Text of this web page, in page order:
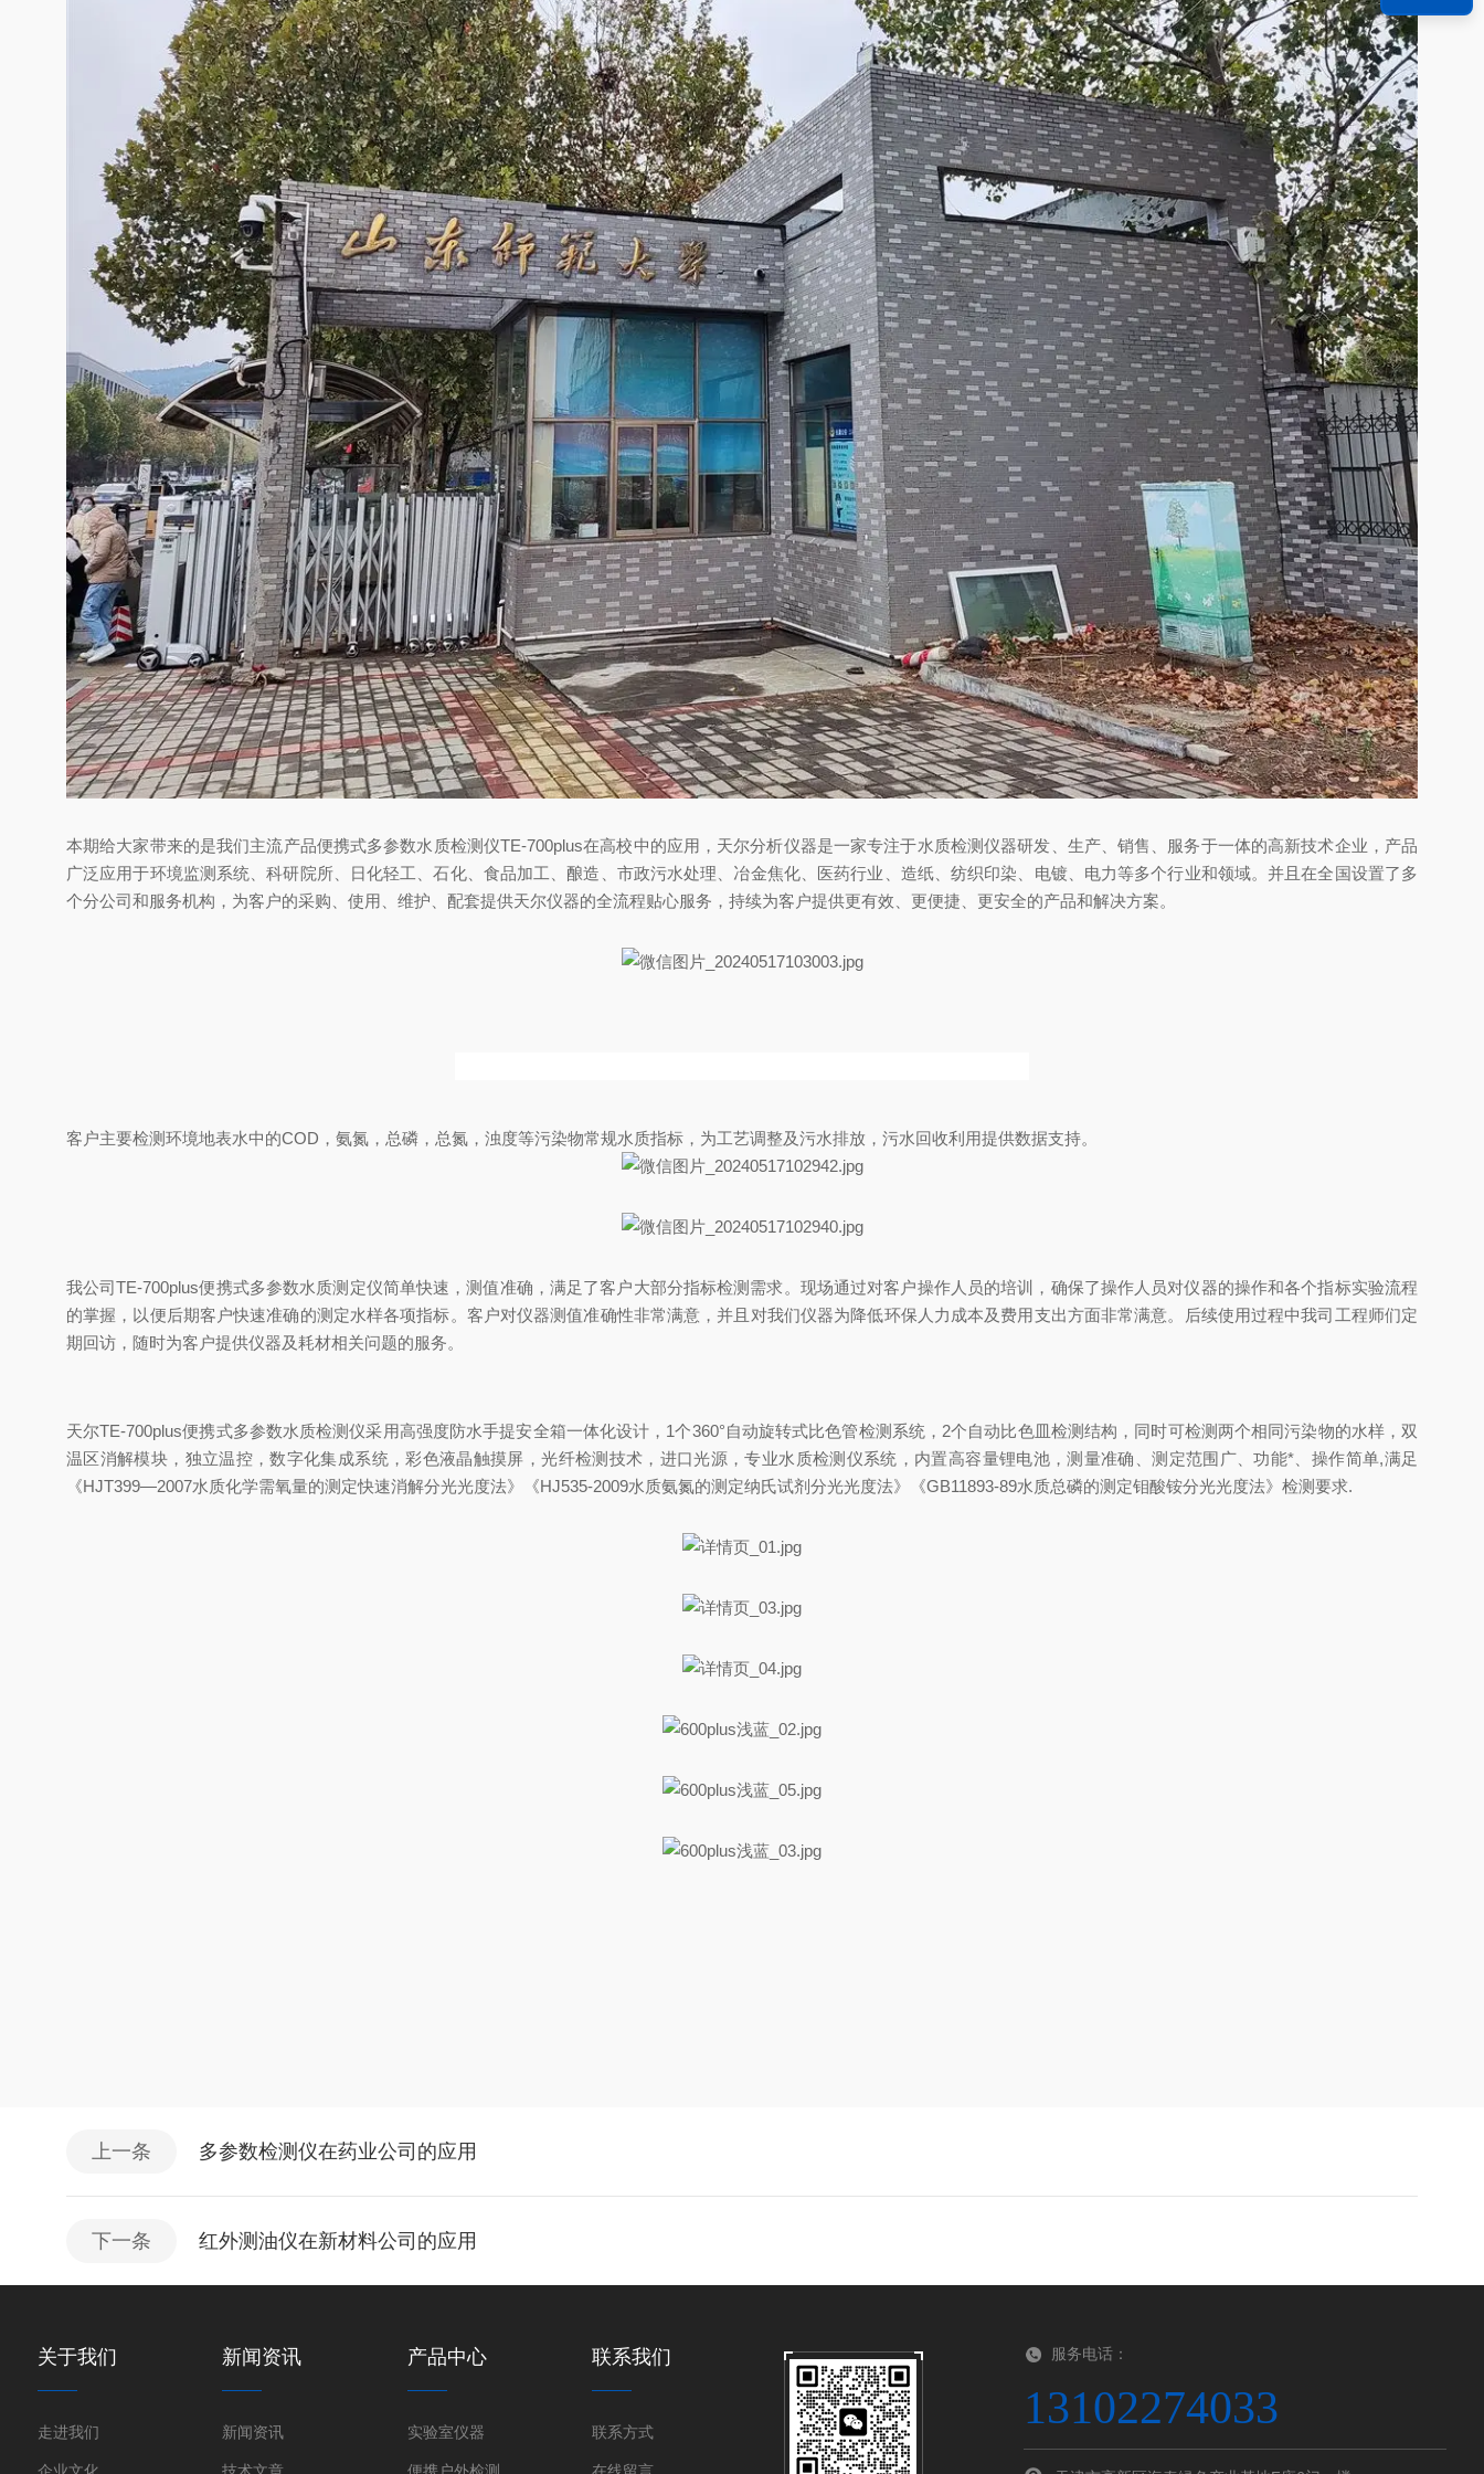
本期给大家带来的是我们主流产品便携式多参数水质检测仪TE-700plus在高校中的应用，天尔分析仪器是一家专注于水质检测仪器研发、生产、销售、服务于一体的高新技术企业， 产品
广泛应用于环境监测系统、科研院所、日化轻工、石化、食品加工、酿造、市政污水处理、冶金焦化、医药行业、造纸、纺织印染、电镀、电力等多个行业和领域。并且在全国设置了多
个分公司和服务机构， 为客户的采购、使用、维护、配套提供天尔仪器的全流程贴心服务，持续为客户提供更有效、更便捷、更安全的产品和解决方案。
客户主要检测环境地表水中的COD，氨氮，总磷，总氮，浊度等污染物常规水质指标，为工艺调整及污水排放，污水回收利用提供数据支持。
我公司TE-700plus便携式多参数水质测定仪简单快速，测值准确，满足了客户大部分指标检测需求。现场通过对客户操作人员的培训，确保了操作人员对仪器的操作和各个指标实验流程
的掌握，以便后期客户快速准确的测定水样各项指标。客户对仪器测值准确性非常满意，并且对我们仪器为降低环保人力成本及费用支出方面非常满意。后续使用过程中我司工程师们定
期回访，随时为客户提供仪器及耗材相关问题的服务。
天尔TE-700plus便携式多参数水质检测仪采用高强度防水手提安全箱一体化设计， 1个360°自动旋转式比色管检测系统，2个自动比色皿检测结构 ， 同时可检测两个相同污染物的水样， 双
温区消解模块，独立温控，数字化集成系统，彩色液晶触摸屏，光纤检测技术，进口光源，专业水质检测仪系统，内置高容量锂电池，测量准确、测定范围广、功能*、操作简单,满足
《HJT399—2007水质化学需氧量的测定快速消解分光光度法》《HJ535-2009水质氨氮的测定纳氏试剂分光光度法》《GB11893-89水质总磷的测定钼酸铵分光光度法》检测要求.
上一条 多参数检测仪在药业公司的应用
下一条 红外测油仪在新材料公司的应用
关于我们
走进我们
新闻资讯
新闻资讯
产品中心
实验室仪器
联系我们
联系方式
服务电话：
13102274033